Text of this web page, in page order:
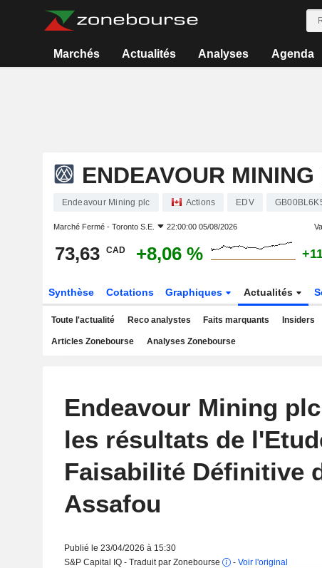
Marchés Actualités Analyses Agenda
ENDEAVOUR MINING
Endeavour Mining plc Actions EDV
Marché Fermé - Toronto S.E. 22:00:00 05/08/2026
73,63 CAD +8,06 %
Synthèse Cotations Graphiques Actualités
Toute l'actualité Reco analystes Faits marquants Insiders
Articles Zonebourse Analyses Zonebourse
Endeavour Mining
les résultats de
Faisabilité Définitive
Assafou
Publié le 23/04/2026 à 15:30
S&P Capital IQ - Traduit par Zonebourse
- Voir l'original